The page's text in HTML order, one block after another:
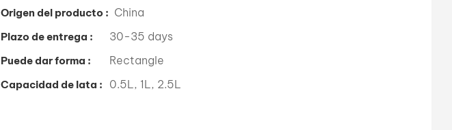
Origen del producto : China
Plazo de entrega : 30-35 days
Puede dar forma : Rectangle
Capacidad de lata : 0.5L, 1L, 2.5L